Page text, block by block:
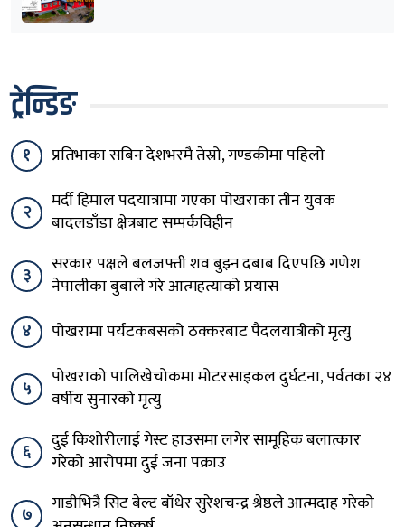
ट्रेन्डिङ
१ प्रतिभाका सबिन देशभरमै तेस्रो, गण्डकीमा पहिलो
२
मर्दी हिमाल पदयात्रामा गएका पोखराका तीन युवक
बादलडाँडा क्षेत्रबाट सम्पर्कविहीन
३
सरकार पक्षले बलजफ्ती शव बुझ्न दबाब दिएपछि गणेश
नेपालीका बुबाले गरे आत्महत्याको प्रयास
४
पोखरामा पर्यटकबसको ठक्करबाट पैदलयात्रीको मृत्यु
५
पोखराको पालिखेचोकमा मोटरसाइकल दुर्घटना, पर्वतका २४
वर्षीय सुनारको मृत्यु
६
दुई किशोरीलाई गेस्ट हाउसमा लगेर सामूहिक बलात्कार
गरेको आरोपमा दुई जना पक्राउ
७
गाडीभित्रै सिट बेल्ट बाँधेर सुरेशचन्द्र श्रेष्ठले आत्मदाह गरेको